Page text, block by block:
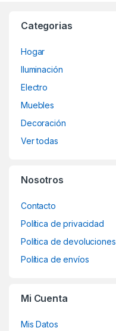
Categorias
Hogar
Iluminación
Electro
Muebles
Decoración
Ver todas
Nosotros
Contacto
Política de privacidad
Política de devoluciones
Política de envíos
Mi Cuenta
Mis Datos